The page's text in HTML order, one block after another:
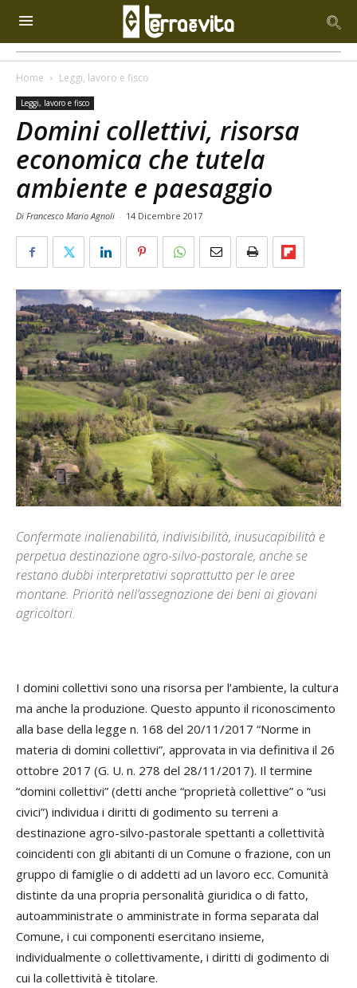
Home Leggi, lavoro e fisco
Leggi, lavoro e fisco
Domini collettivi, risorsa
economica che tutela
ambiente e paesaggio
Di Francesco Mario Agnoli - 14 Dicembre 2017
Confermate inalienabilità, indivisibilità, inusucapibilità e
perpetua destinazione agro-silvo-pastorale, anche se
restano dubbi interpretativi soprattutto per le aree
montane. Priorità nell’assegnazione dei beni ai giovani
agricoltori.
I domini collettivi sono una risorsa per l’ambiente, la cultura
ma anche la produzione. Questo appunto il riconoscimento
alla base della legge n. 168 del 20/11/2017 “Norme in
materia di domini collettivi”, approvata in via definitiva il 26
ottobre 2017 (G. U. n. 278 del 28/11/2017). Il termine
“domini collettivi” (detti anche “proprietà collettive” o “usi
civici”) individua i diritti di godimento su terreni a
destinazione agro-silvo-pastorale spettanti a collettività
coincidenti con gli abitanti di un Comune o frazione, con un
gruppo di famiglie o di addetti ad un lavoro ecc. Comunità
distinte da una propria personalità giuridica o di fatto,
autoamministrate o amministrate in forma separata dal
Comune, i cui componenti esercitano insieme,
individualmente o collettivamente, i diritti di godimento di
cui la collettività è titolare.